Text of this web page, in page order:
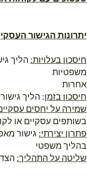
יתרונות הגישור העסקי
חיסכון בעלויות: הליך
משפטיות
אחרות
חיסכון בזמן: הליך
שמירה על יחסים
בשותפים עסקיים או
פתרון יצירתי: גישור
בהליך משפטי
שליטה על התהליך: